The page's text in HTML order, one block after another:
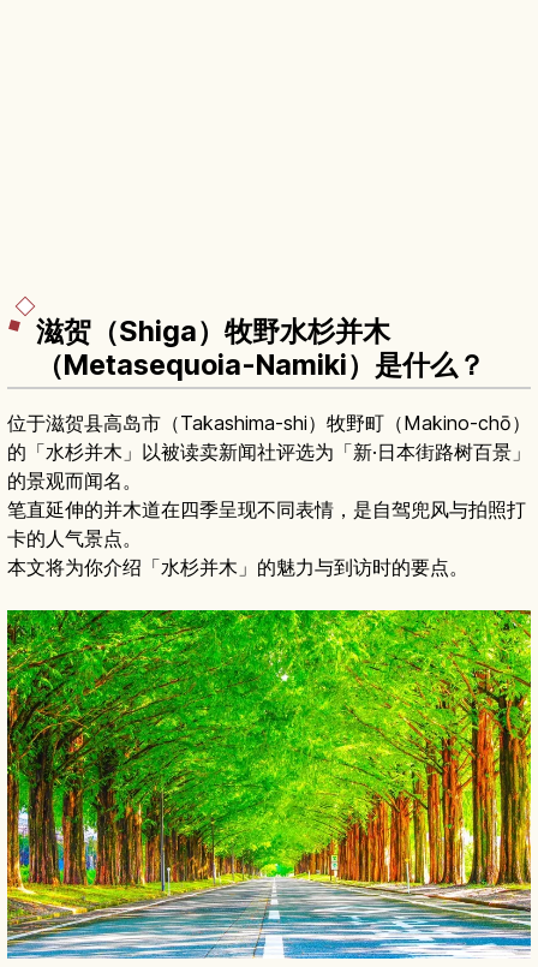
滋贺（Shiga）牧野水杉并木
（Metasequoia-Namiki）是什么？
位于滋贺县高岛市（Takashima-shi）牧野町（Makino-chō）
的「水杉并木」以被读卖新闻社评选为「新·日本街路树百景」
的景观而闻名。
笔直延伸的并木道在四季呈现不同表情，是自驾兜风与拍照打
卡的人气景点。
本文将为你介绍「水杉并木」的魅力与到访时的要点。